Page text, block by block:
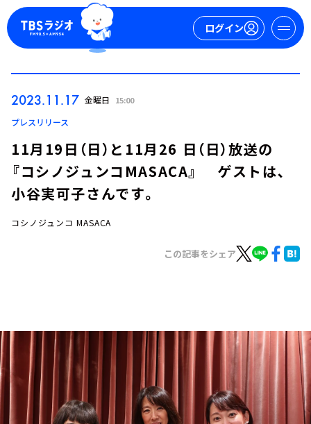
ログイン
イベント・グッズ
YouTube
会社情報
2023.11.17 金曜日 15:00
プレスリリース
11月19日（日）と11月26 日（日）放送の
『コシノジュンコMASACA』 ゲストは､
小谷実可子さんです。
コシノジュンコ MASACA
この記事をシェア